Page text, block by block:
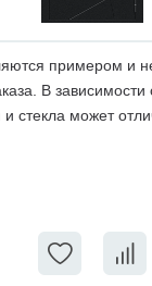
примером и
В зависимости
стекла может